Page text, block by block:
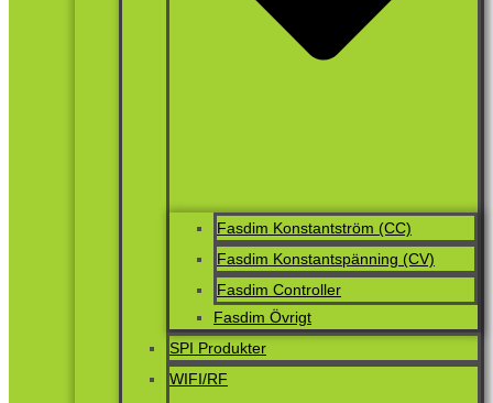
Fasdim Konstantström (CC)
Fasdim Konstantspänning (CV)
Fasdim Controller
Fasdim Övrigt
SPI Produkter
WIFI/RF